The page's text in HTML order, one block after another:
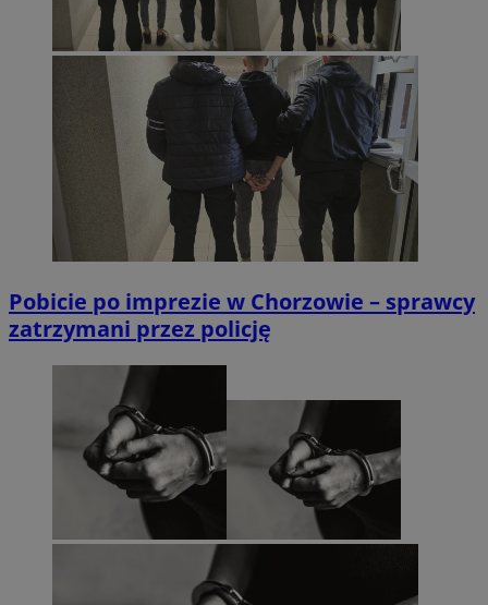
Pobicie po imprezie w Chorzowie – sprawcy
zatrzymani przez policję